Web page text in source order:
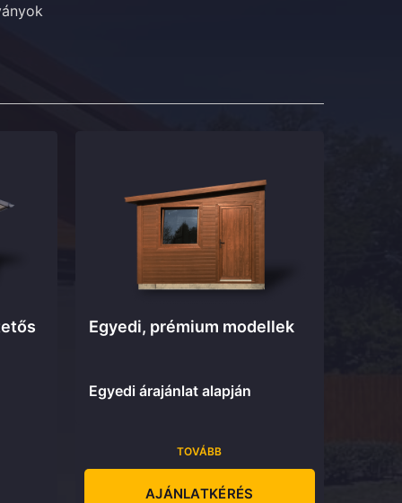
Egyedi, prémium modellek
Egyedi árajánlat alapján
TOVÁBB
AJÁNLATKÉRÉS